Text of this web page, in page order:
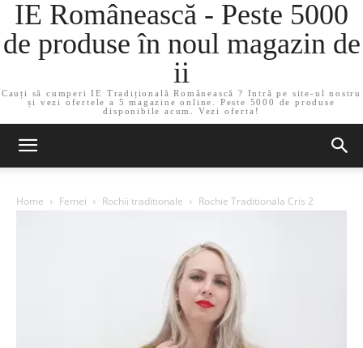
IE Românească - Peste 5000
de produse în noul magazin de
ii
Cauți să cumperi IE Tradițională Românească ? Intră pe site-ul nostru
și vezi ofertele a 5 magazine online. Peste 5000 de produse
disponibile acum. Vezi oferta!
Home Femei Rochii traditionale Rochie Traditionala Cris 2